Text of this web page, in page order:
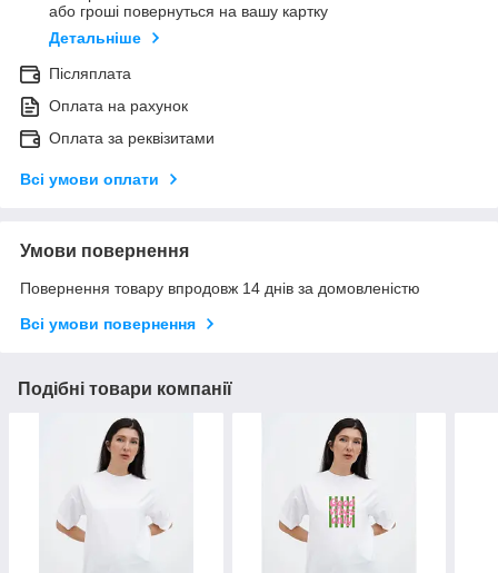
або гроші повернуться на вашу картку
Детальніше
Післяплата
Оплата на рахунок
Оплата за реквізитами
Всі умови оплати
Умови повернення
Повернення товару впродовж 14 днів за домовленістю
Всі умови повернення
Подібні товари компанії